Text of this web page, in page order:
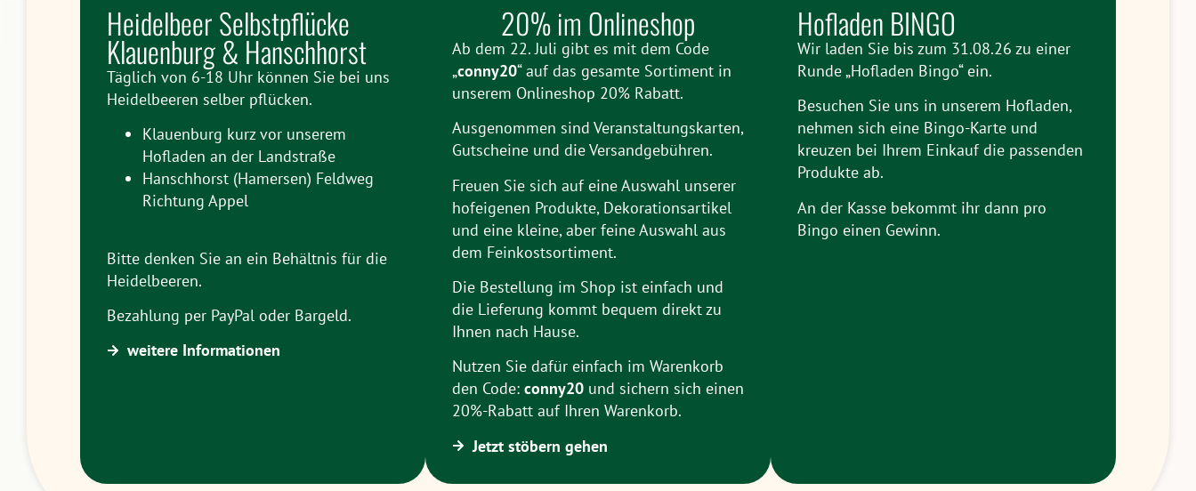
Heidelbeer Selbstpflücke
Klauenburg & Hanschhorst
Täglich von 6-18 Uhr können Sie bei uns
Heidelbeeren selber pflücken.
Klauenburg kurz vor unserem
Hofladen an der Landstraße
Hanschhorst (Hamersen) Feldweg
Richtung Appel
Bitte denken Sie an ein Behältnis für die
Heidelbeeren.
Bezahlung per PayPal oder Bargeld.
weitere Informationen
20% im Onlineshop
Ab dem 22. Juli gibt es mit dem Code
„conny20“ auf das gesamte Sortiment in
unserem Onlineshop 20% Rabatt.
Ausgenommen sind Veranstaltungskarten,
Gutscheine und die Versandgebühren.
Freuen Sie sich auf eine Auswahl unserer
hofeigenen Produkte, Dekorationsartikel
und eine kleine, aber feine Auswahl aus
dem Feinkostsortiment.
Die Bestellung im Shop ist einfach und
die Lieferung kommt bequem direkt zu
Ihnen nach Hause.
Nutzen Sie dafür einfach im Warenkorb
den Code: conny20 und sichern sich einen
20%-Rabatt auf Ihren Warenkorb.
Jetzt stöbern gehen
Hofladen BINGO
Wir laden Sie bis zum 31.08.26 zu einer
Runde „Hofladen Bingo“ ein.
Besuchen Sie uns in unserem Hofladen,
nehmen sich eine Bingo-Karte und
kreuzen bei Ihrem Einkauf die passenden
Produkte ab.
An der Kasse bekommt ihr dann pro
Bingo einen Gewinn.